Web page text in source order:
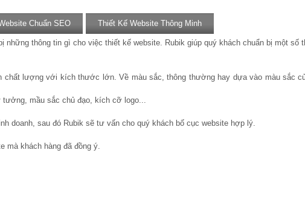
Chuẩn SEO Thiết Kế Website Thông Minh
thông tin gì cho việc thiết kế website. Rubik giúp quý khách chuẩn bị một số
lượng với kích thước lớn. Về màu sắc, thông thường hay dựa vào màu sắc
tưởng, mầu sắc chủ đạo, kích cỡ logo...
doanh, sau đó Rubik sẽ tư vấn cho quý khách bố cục website hợp lý.
mà khách hàng đã đồng ý.